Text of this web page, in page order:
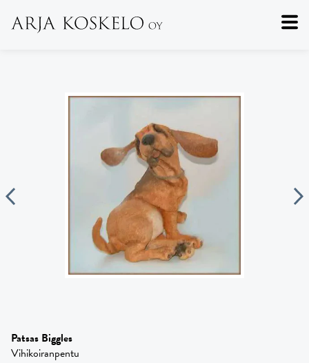
Patsas Biggles
Vihikoiranpentu